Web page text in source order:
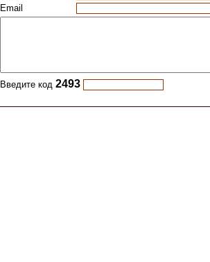
Email
Введите код 2493